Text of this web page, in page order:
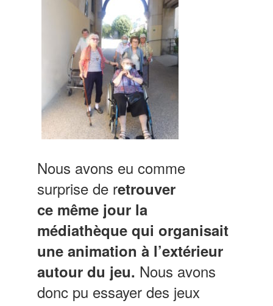
Nous avons eu comme
surprise de retrouver
ce même jour la
médiathèque qui organisait
une animation à l’extérieur
autour du jeu. Nous avons
donc pu essayer des jeux